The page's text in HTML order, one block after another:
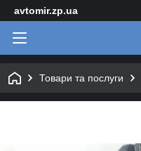
avtomir.zp.ua
Товари та послуги